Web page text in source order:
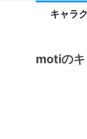
キャラ
motiのキ